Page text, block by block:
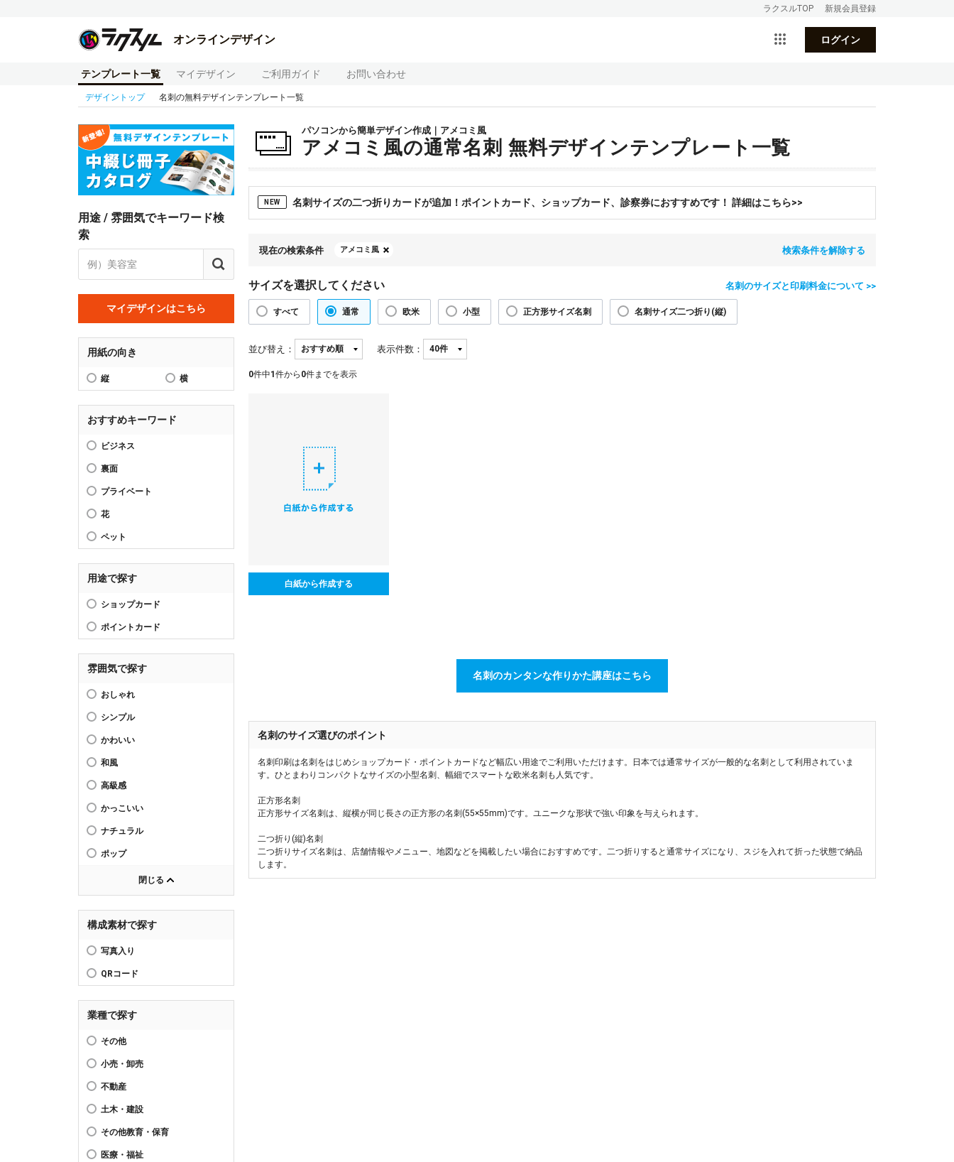
ラクスルTOP 新規会員登録
オンラインデザイン ログイン
テンプレート一覧 マイデザイン ご利用ガイド お問い合わせ
デザイントップ 名刺の無料デザインテンプレート一覧
用途 / 雰囲気でキーワード検
索
マイデザインはこちら
用紙の向き
縦 横
おすすめキーワード
ビジネス
裏面
プライベート
花
ペット
用途で探す
ショップカード
ポイントカード
雰囲気で探す
おしゃれ
シンプル
かわいい
和風
高級感
かっこいい
ナチュラル
ポップ
閉じる
構成素材で探す
写真入り
QRコード
業種で探す
その他
小売・卸売
不動産
土木・建設
その他教育・保育
医療・福祉
パソコンから簡単デザイン作成｜アメコミ風
アメコミ風の通常名刺 無料デザインテンプレート一覧
NEW 名刺サイズの二つ折りカードが追加！ポイントカード、ショップカード、診察券におすすめです！ 詳細はこちら>>
現在の検索条件 アメコミ風 検索条件を解除する
サイズを選択してください 名刺のサイズと印刷料金について >>
すべて 通常 欧米 小型 正方形サイズ名刺 名刺サイズ二つ折り(縦)
並び替え： 表示件数：
0件中1 件から 0件までを表示
白紙から作成する
名刺のカンタンな作りかた講座はこちら
名刺のサイズ選びのポイント
名刺印刷は名刺をはじめショップカード・ポイントカードなど幅広い用途でご利用いただけます。日本では通常サイズが一般的な名刺として利用されていま
す。ひとまわりコンパクトなサイズの小型名刺、幅細でスマートな欧米名刺も人気です。
正方形名刺
正方形サイズ名刺は、縦横が同じ長さの正方形の名刺(55×55mm)です。ユニークな形状で強い印象を与えられます。
二つ折り(縦)名刺
二つ折りサイズ名刺は、店舗情報やメニュー、地図などを掲載したい場合におすすめです。二つ折りすると通常サイズになり、スジを入れて折った状態で納品
します。